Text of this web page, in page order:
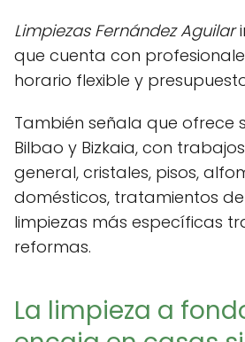
Limpiezas Fernández Aguilar
que cuenta con
horario flexible y
También señala que ofrece
Bilbao y Bizkaia, con
general, cristales, pisos,
domésticos, tratamientos
limpiezas más específicas
reformas.
La limpieza a